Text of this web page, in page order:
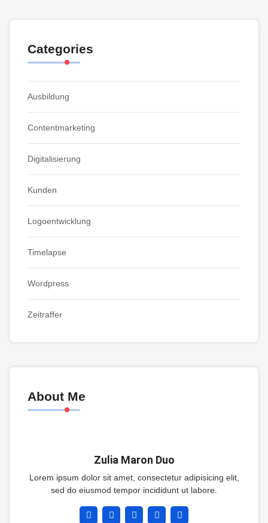
Categories
Ausbildung
Contentmarketing
Digitalisierung
Kunden
Logoentwicklung
Timelapse
Wordpress
Zeitraffer
About Me
Zulia Maron Duo
Lorem ipsum dolor sit amet, consectetur adipisicing elit,
sed do eiusmod tempor incididunt ut labore.